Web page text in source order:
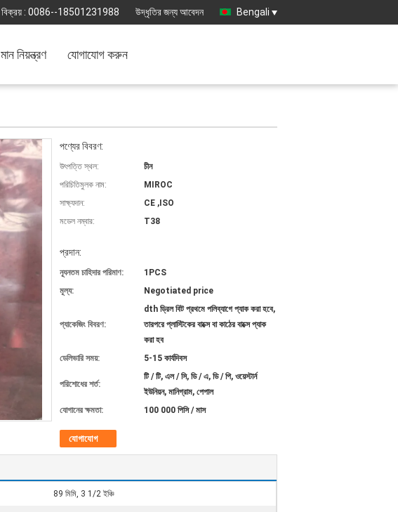
বিক্রয় : 0086--18501231988 উদ্ধৃতির জন্য আবেদন Bengali
মান নিয়ন্ত্রণ যোগাযোগ করুন
পণ্যের বিবরণ:
উৎপত্তি স্থল:
চীন
পরিচিতিমুলক নাম:
MIROC
সাক্ষ্যদান:
CE ,ISO
মডেল নম্বার:
T38
প্রদান:
ন্যূনতম চাহিদার পরিমাণ:
1PCS
মূল্য:
Negotiated price
প্যাকেজিং বিবরণ:
dth ড্রিল বিট প্রথমে পলিব্যাগে প্যাক করা হবে,
তারপরে প্লাস্টিকের বাক্সে বা কাঠের বাক্সে প্যাক
করা হব
ডেলিভারি সময়:
5-15 কার্যদিবস
পরিশোধের শর্ত:
টি / টি, এল / সি, ডি / এ, ডি / পি, ওয়েস্টার্ন
ইউনিয়ন, মানিগ্রাম, পেপাল
যোগানের ক্ষমতা:
100 000 পিসি / মাস
যোগাযোগ
89 মিমি, 3 1/2 ইঞ্চি